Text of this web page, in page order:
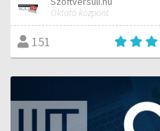
Oktató központ
151